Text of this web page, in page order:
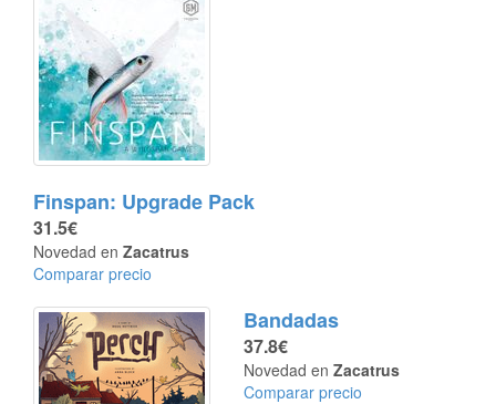
Finspan: Upgrade Pack
31.5€
Novedad en Zacatrus
Comparar precio
Bandadas
37.8€
Novedad en Zacatrus
Comparar precio